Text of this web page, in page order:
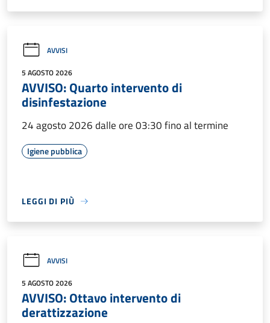
AVVISI
5 AGOSTO 2026
AVVISO: Quarto intervento di
disinfestazione
24 agosto 2026 dalle ore 03:30 fino al termine
Igiene pubblica
LEGGI DI PIÙ
AVVISI
5 AGOSTO 2026
AVVISO: Ottavo intervento di
derattizzazione